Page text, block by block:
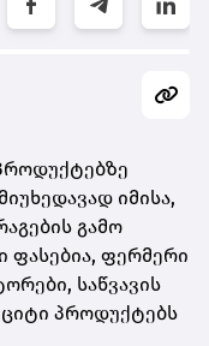
იმისა,
გამო
ფერმერი
საწვავის
პროდუქტებს